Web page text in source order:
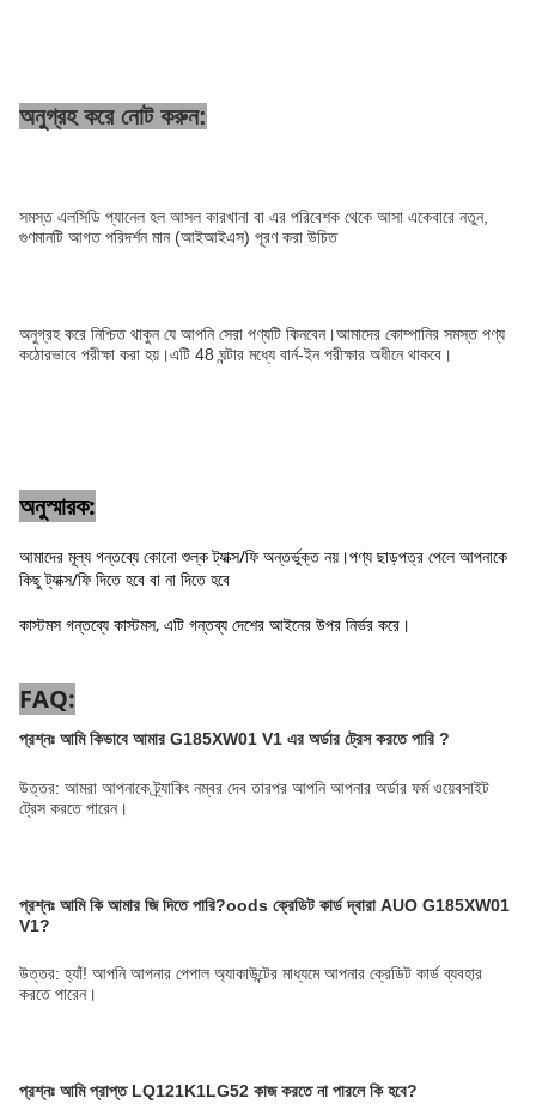
অনুগ্রহ করে নোট করুন:
সমস্ত এলসিডি প্যানেল হল আসল কারখানা বা এর পরিবেশক থেকে আসা একেবারে নতুন,
গুণমানটি আগত পরিদর্শন মান (আইআইএস) পূরণ করা উচিত
অনুগ্রহ করে নিশ্চিত থাকুন যে আপনি সেরা পণ্যটি কিনবেন।আমাদের কোম্পানির সমস্ত পণ্য
কঠোরভাবে পরীক্ষা করা হয়।এটি 48 ঘন্টার মধ্যে বার্ন-ইন পরীক্ষার অধীনে থাকবে।
অনুস্মারক:
আমাদের মূল্য গন্তব্যে কোনো শুল্ক ট্যাক্স/ফি অন্তর্ভুক্ত নয়।পণ্য ছাড়পত্র পেলে আপনাকে
কিছু ট্যাক্স/ফি দিতে হবে বা না দিতে হবে
কাস্টমস গন্তব্যে কাস্টমস, এটি গন্তব্য দেশের আইনের উপর নির্ভর করে।
FAQ:
প্রশ্নঃ আমি কিভাবে আমার G185XW01 V1 এর অর্ডার ট্রেস করতে পারি ?
উত্তর: আমরা আপনাকে ট্র্যাকিং নম্বর দেব তারপর আপনি আপনার অর্ডার ফর্ম ওয়েবসাইট
ট্রেস করতে পারেন।
প্রশ্নঃ আমি কি আমার জি দিতে পারি?oods ক্রেডিট কার্ড দ্বারা AUO G185XW01
V1?
উত্তর: হ্যাঁ! আপনি আপনার পেপাল অ্যাকাউন্টের মাধ্যমে আপনার ক্রেডিট কার্ড ব্যবহার
করতে পারেন।
প্রশ্নঃ আমি প্রাপ্ত LQ121K1LG52 কাজ করতে না পারলে কি হবে?